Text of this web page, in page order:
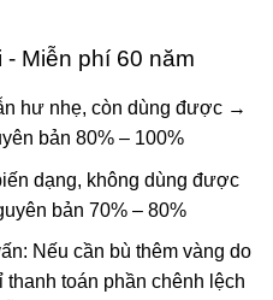
Miễn phí 60 năm
hư nhẹ, còn dùng được →
bản 80% – 100%
dạng, không dùng được
bản 70% – 80%
Nếu cần bù thêm vàng do
thanh toán phần chênh lệch